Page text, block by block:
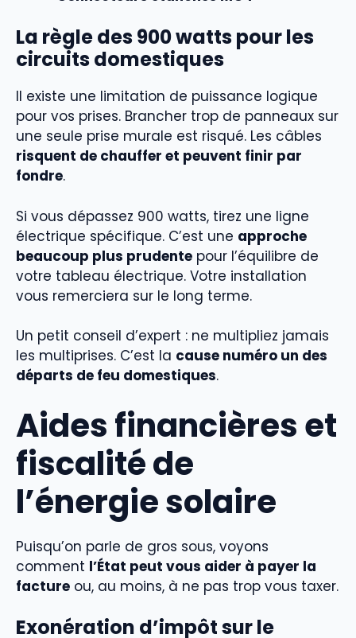
La règle des 900 watts pour les
circuits domestiques
Il existe une limitation de puissance logique
pour vos prises. Brancher trop de panneaux sur
une seule prise murale est risqué. Les câbles
risquent de chauffer et peuvent finir par
fondre.
Si vous dépassez 900 watts, tirez une ligne
électrique spécifique. C’est une approche
beaucoup plus prudente pour l’équilibre de
votre tableau électrique. Votre installation
vous remerciera sur le long terme.
Un petit conseil d’expert : ne multipliez jamais
les multiprises. C’est la cause numéro un des
départs de feu domestiques.
Aides financières et
fiscalité de
l’énergie solaire
Puisqu’on parle de gros sous, voyons
comment l’État peut vous aider à payer la
facture ou, au moins, à ne pas trop vous taxer.
Exonération d’impôt sur le